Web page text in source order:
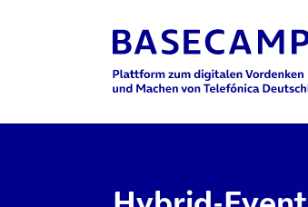
Main Navigation